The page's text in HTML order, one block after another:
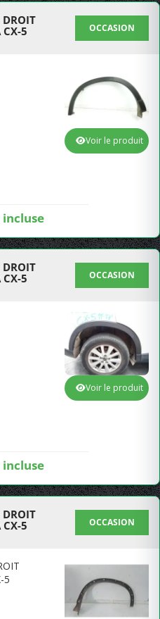
DROIT
CX-5
OCCASION
Voir le produit
DROIT
CX-5
OCCASION
Voir le produit
DROIT
CX-5
OCCASION
5